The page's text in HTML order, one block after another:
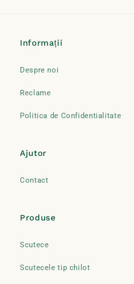
Informații
Despre noi
Reclame
Politica de Confidentialitate
Ajutor
Contact
Produse
Scutece
Scutecele tip chilot